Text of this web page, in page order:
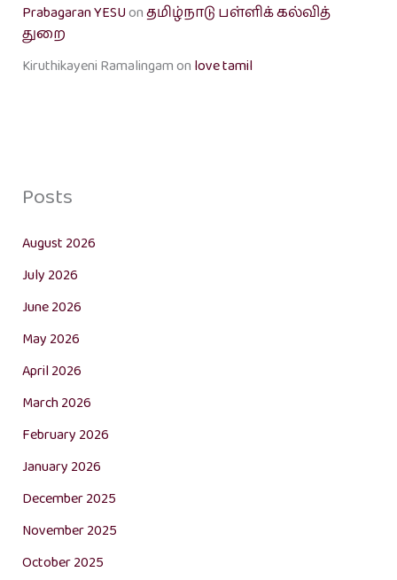
Prabagaran YESUonதமிழ்நாடு பள்ளிக் கல்வித்
துறை
Kiruthikayeni Ramalingamon love tamil
Posts
August 2026
July 2026
June 2026
May 2026
April 2026
March 2026
February 2026
January 2026
December 2025
November 2025
October 2025